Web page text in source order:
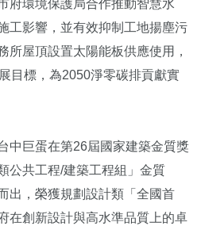
府環境保護局合作推動智慧水
工影響，並有效抑制工地揚塵污
所屋頂設置太陽能板供應使用，
目標，為2050淨零碳排貢獻實
中巨蛋在第26屆國家建築金質獎
公共工程/建築工程組」金質
出，榮獲規劃設計類「全國首
在創新設計與高水準品質上的卓